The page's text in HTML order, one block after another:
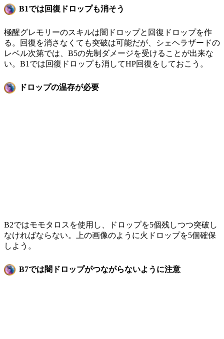
B1では回復ドロップも消そう
極醒グレモリーのスキルは闇ドロップと回復ドロップを作
る。回復を消さなくても突破は可能だが、シェヘラザードの
レベル次第では、B5の先制ダメージを受けることが出来な
い。B1では回復ドロップも消してHP回復をしておこう。
ドロップの温存が必要
B2ではモモタロスを使用し、ドロップを5個残しつつ突破し
なければならない。上の画像のように火ドロップを5個確保
しよう。
B7では闇ドロップがつながらないように注意